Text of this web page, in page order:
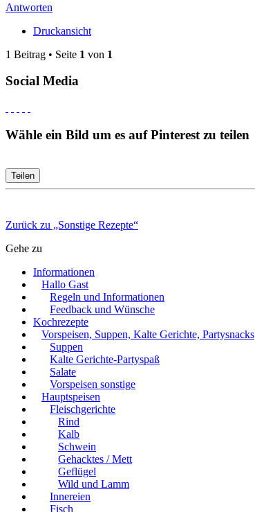
Antworten
Druckansicht
1 Beitrag • Seite 1 von 1
Social Media
Wähle ein Bild um es auf Pinterest zu teilen
Teilen
Zurück zu „Sonstige Rezepte“
Gehe zu
Informationen
Hallo Gast
Regeln und Informationen
Feedback und Wünsche
Kochrezepte
Vorspeisen, Suppen, Kalte Gerichte, Partysnacks
Suppen
Kalte Gerichte-Partyspaß
Salate
Vorspeisen sonstige
Hauptspeisen
Fleischgerichte
Rind
Kalb
Schwein
Gehacktes / Mett
Geflügel
Wild und Lamm
Innereien
Fisch